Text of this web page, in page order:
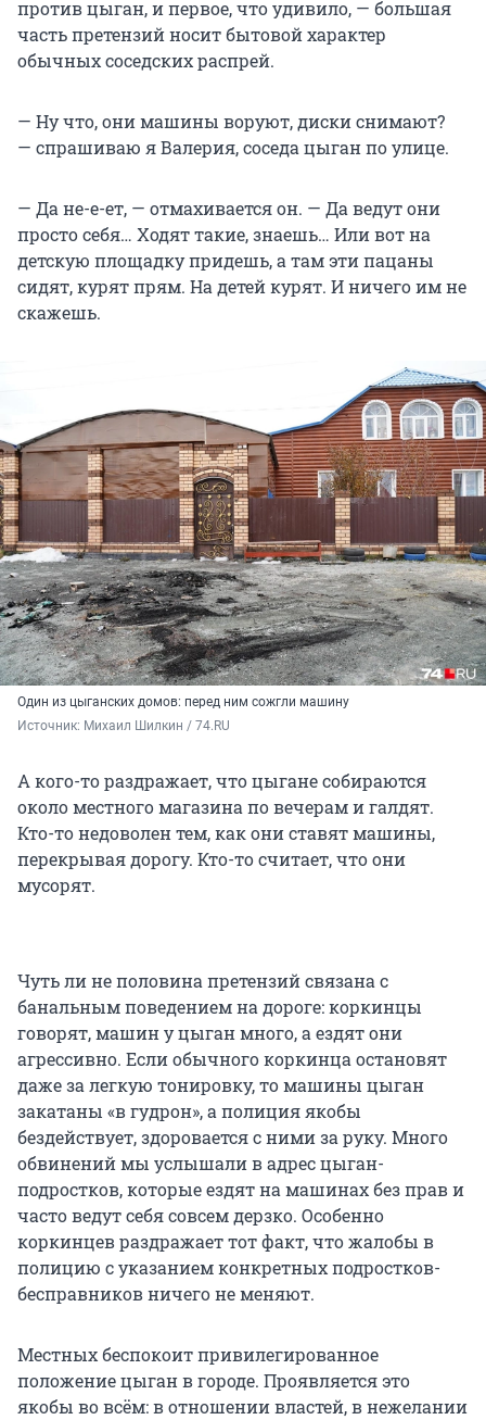
против цыган, и первое, что удивило, — большая
часть претензий носит бытовой характер
обычных соседских распрей.
— Ну что, они машины воруют, диски снимают?
— спрашиваю я Валерия, соседа цыган по улице.
— Да не-е-ет, — отмахивается он. — Да ведут они
просто себя… Ходят такие, знаешь… Или вот на
детскую площадку придешь, а там эти пацаны
сидят, курят прям. На детей курят. И ничего им не
скажешь.
Один из цыганских домов: перед ним сожгли машину
Источник: Михаил Шилкин / 74.RU
А кого-то раздражает, что цыгане собираются
около местного магазина по вечерам и галдят.
Кто-то недоволен тем, как они ставят машины,
перекрывая дорогу. Кто-то считает, что они
мусорят.
Чуть ли не половина претензий связана с
банальным поведением на дороге: коркинцы
говорят, машин у цыган много, а ездят они
агрессивно. Если обычного коркинца остановят
даже за легкую тонировку, то машины цыган
закатаны «в гудрон», а полиция якобы
бездействует, здоровается с ними за руку. Много
обвинений мы услышали в адрес цыган-
подростков, которые ездят на машинах без прав и
часто ведут себя совсем дерзко. Особенно
коркинцев раздражает тот факт, что жалобы в
полицию с указанием конкретных подростков-
бесправников ничего не меняют.
Местных беспокоит привилегированное
положение цыган в городе. Проявляется это
якобы во всём: в отношении властей, в нежелании